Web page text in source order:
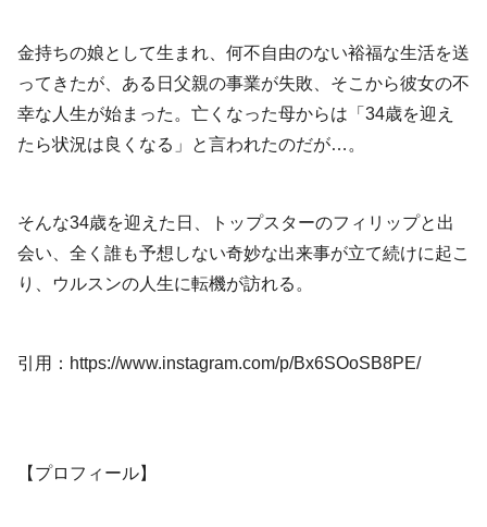
金持ちの娘として生まれ、何不自由のない裕福な生活を送
ってきたが、ある日父親の事業が失敗、そこから彼女の不
幸な人生が始まった。亡くなった母からは「34歳を迎え
たら状況は良くなる」と言われたのだが…。
そんな34歳を迎えた日、トップスターのフィリップと出
会い、全く誰も予想しない奇妙な出来事が立て続けに起こ
り、ウルスンの人生に転機が訪れる。
引用：https://www.instagram.com/p/Bx6SOoSB8PE/
【プロフィール】